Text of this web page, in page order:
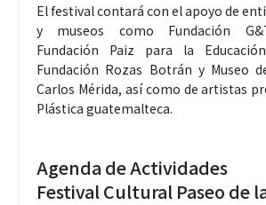
El festival contará con el apoyo de
y museos como Fundación
Fundación Paiz para la
Fundación Rozas Botrán y Museo
Carlos Mérida, así como de artistas
Plástica guatemalteca.
Agenda de Actividades
Festival Cultural Paseo de